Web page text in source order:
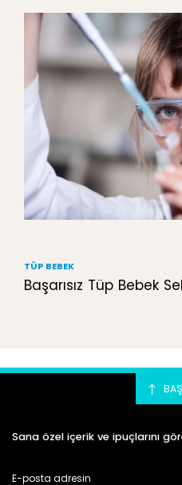
TÜP BEBEK
Başarısız Tüp Bebek
Sana özel içerik ve ipuçlarını